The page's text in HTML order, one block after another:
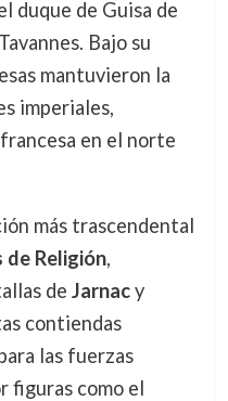
duque de Guisa de
Bajo su
mantuvieron la
imperiales,
en el norte
más trascendental
de Religión,
de Jarnacy
contiendas
las fuerzas
figuras como el